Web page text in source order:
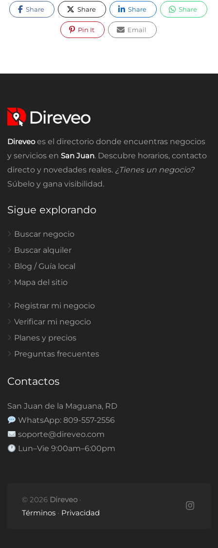
Share Share Share Share
Pin It Email
Direveoes el directorio donde encuentras negocios
y servicios en San Juan. Descubre horarios, contacto
directo y novedades reales. ¿Tienes un negocio?
Súbelo y gana visibilidad.
Sigue explorando
Buscar negocio
Buscar alquiler
Blog / Guía local
Mapa del sitio
Registrar mi negocio
Verificar mi negocio
Planes y precios
Preguntas frecuentes
Contactos
San Juan de la Maguana, RD
WhatsApp: 809-557-2556
soporte@direveo.com
Lun–Vie 9:00am–6:00pm
© 2026 Direveo ·
Términos · Privacidad